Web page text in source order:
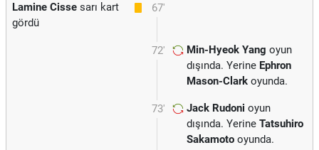
67'
Lamine Cisse sarı kart
gördü
72' Min-Hyeok Yang oyun
dışında. Yerine Ephron
Mason-Clark oyunda.
73' Jack Rudoni oyun
dışında. Yerine Tatsuhiro
Sakamoto oyunda.